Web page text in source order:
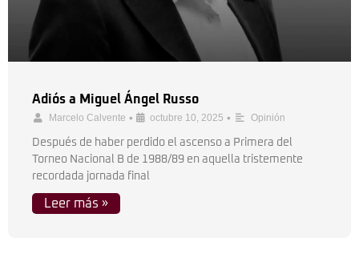
Adiós a Miguel Ángel Russo
Marcelo Calvente • octubre 10, 2025 • Opinión
Después de haber perdido el ascenso a Primera del
Torneo Nacional B de 1988/89 en aquella tristemente
recordada jornada final
Leer más »